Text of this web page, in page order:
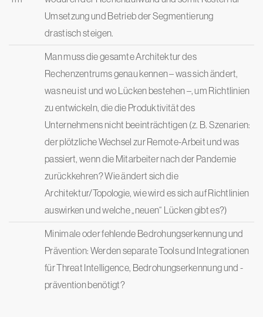
Umsetzung und Betrieb der Segmentierung
drastisch steigen.
Man muss die gesamte Architektur des
Rechenzentrums genau kennen – was sich ändert,
was neu ist und wo Lücken bestehen –, um Richtlinien
zu entwickeln, die die Produktivität des
Unternehmens nicht beeinträchtigen (z. B. Szenarien:
der plötzliche Wechsel zur Remote-Arbeit und was
passiert, wenn die Mitarbeiter nach der Pandemie
zurückkehren? Wie ändert sich die
Architektur/Topologie, wie wird es sich auf Richtlinien
auswirken und welche „neuen“ Lücken gibt es?)
Minimale oder fehlende Bedrohungserkennung und
Prävention: Werden separate Tools und Integrationen
für Threat Intelligence, Bedrohungserkennung und -
prävention benötigt?